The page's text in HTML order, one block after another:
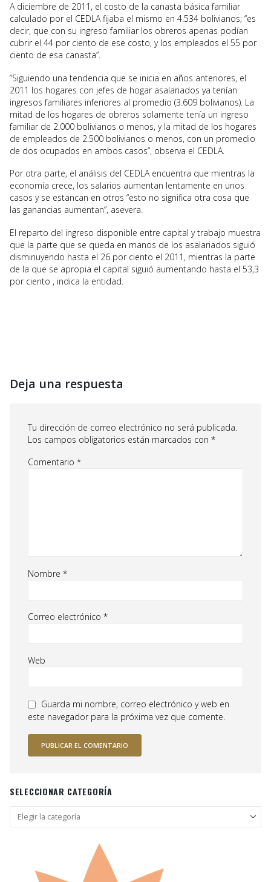
A diciembre de 2011, el costo de la canasta básica familiar
calculado por el CEDLA fijaba el mismo en 4.534 bolivianos; “es
decir, que con su ingreso familiar los obreros apenas podían
cubrir el 44 por ciento de ese costo, y los empleados el 55 por
ciento de esa canasta”.
“Siguiendo una tendencia que se inicia en años anteriores, el
2011 los hogares con jefes de hogar asalariados ya tenían
ingresos familiares inferiores al promedio (3.609 bolivianos). La
mitad de los hogares de obreros solamente tenía un ingreso
familiar de 2.000 bolivianos o menos, y la mitad de los hogares
de empleados de 2.500 bolivianos o menos, con un promedio
de dos ocupados en ambos casos”, observa el CEDLA.
Por otra parte, el análisis del CEDLA encuentra que mientras la
economía crece, los salarios aumentan lentamente en unos
casos y se estancan en otros “esto no significa otra cosa que
las ganancias aumentan”, asevera.
El reparto del ingreso disponible entre capital y trabajo muestra
que la parte que se queda en manos de los asalariados siguió
disminuyendo hasta el 26 por ciento el 2011, mientras la parte
de la que se apropia el capital siguió aumentando hasta el 53,3
por ciento , indica la entidad.
Deja una respuesta
Tu dirección de correo electrónico no será publicada.
Los campos obligatorios están marcados con *
Comentario *
Nombre *
Correo electrónico *
Web
Guarda mi nombre, correo electrónico y web en
este navegador para la próxima vez que comente.
SELECCIONAR CATEGORÍA
Seleccionar
categoría